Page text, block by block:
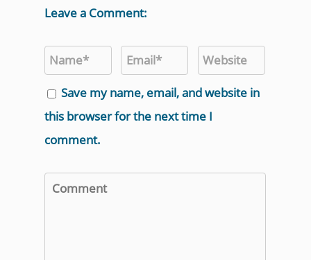
Leave a Comment:
Save my name, email, and website in
this browser for the next time I
comment.